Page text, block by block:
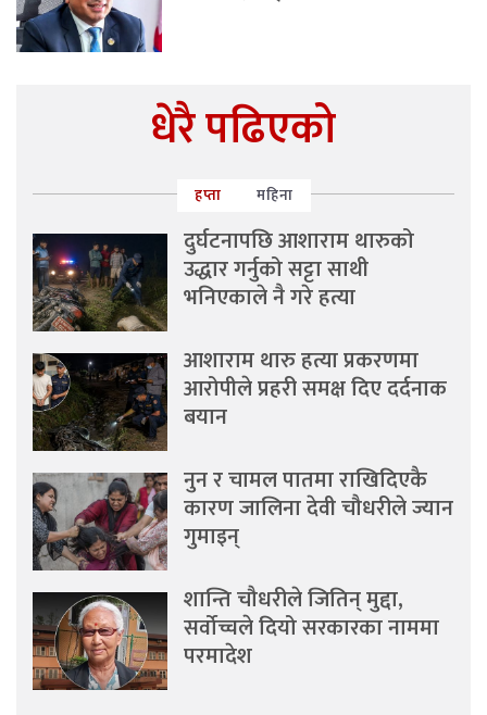
धेरै पढिएको
हप्ता महिना
दुर्घटनापछि आशाराम थारुको
उद्धार गर्नुको सट्टा साथी
भनिएकाले नै गरे हत्या
आशाराम थारु हत्या प्रकरणमा
आरोपीले प्रहरी समक्ष दिए दर्दनाक
बयान
नुन र चामल पातमा राखिदिएकै
कारण जालिना देवी चौधरीले ज्यान
गुमाइन्
शान्ति चौधरीले जितिन् मुद्दा,
सर्वोच्चले दियो सरकारका नाममा
परमादेश